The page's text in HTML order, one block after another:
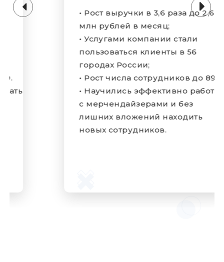
• Рост выручки в 3,6 раза до 2,6
млн рублей в месяц;
• Услугами компании стали
пользоваться клиенты в 56
городах России;
• Рост числа сотрудников до 89.
• Научились эффективно работать
с мерчендайзерами и без
лишних вложений находить
новых сотрудников.